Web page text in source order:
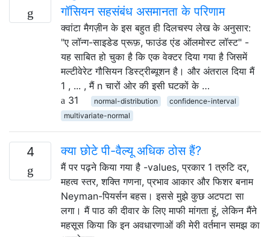
गॉसियन सहसंबंध असमानता के परिणाम
क्वांटा मैगज़ीन के इस बहुत ही दिलचस्प लेख के अनुसार:
"ए लॉन्ग-साइडेड प्रूफ़, फाउंड एंड ऑलमोस्ट लॉस्ट" -
यह साबित हो चुका है कि एक वेक्टर दिया गया है जिसमें
मल्टीवेरेट गौसियन डिस्ट्रीब्यूशन है। और अंतराल दिया मैं
1 , ... , मैं n चारों ओर की इसी घटकों के …
31
normal-distribution
confidence-interval
multivariate-normal
4 क्या छोटे पी-वैल्यू अधिक ठोस हैं?
मैं पर पढ़ने किया गया है -values, प्रकार 1 त्रुटि दर,
महत्व स्तर, शक्ति गणना, प्रभाव आकार और फिशर बनाम
Neyman-पियर्सन बहस। इससे मुझे कुछ अटपटा सा
लगा। मैं पाठ की दीवार के लिए माफी मांगता हूं, लेकिन मैंने
महसूस किया कि इन अवधारणाओं की मेरी वर्तमान समझ का